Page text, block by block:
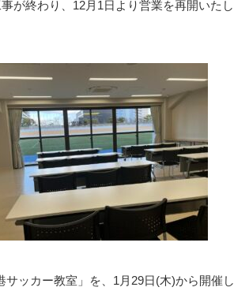
が終わり、12月1日より営業を再開いたし
ッカー教室」を、1月29日(木)から開催し